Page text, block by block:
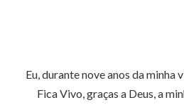
Eu, durante nove anos da
Fica Vivo, graças a Deus, a